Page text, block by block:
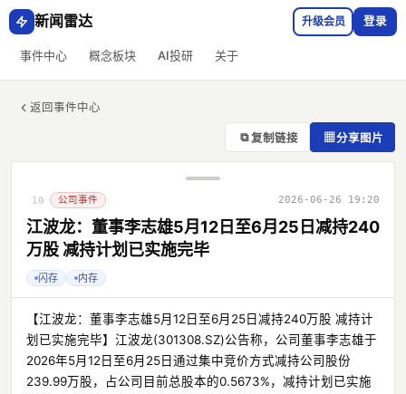
新闻雷达
事件中心 概念板块 AI投研 关于
升级会员 登录
返回事件中心
⧉ 复制链接 ▦分享图片
10 公司事件 2026-06-26 19:20
江波龙：董事李志雄5月12日至6月25日减持240
万股 减持计划已实施完毕
闪存 内存
【江波龙：董事李志雄5月12日至6月25日减持240万股 减持计
划已实施完毕】江波龙(301308.SZ)公告称，公司董事李志雄于
2026年5月12日至6月25日通过集中竞价方式减持公司股份
239.99万股，占公司目前总股本的0.5673%，减持计划已实施